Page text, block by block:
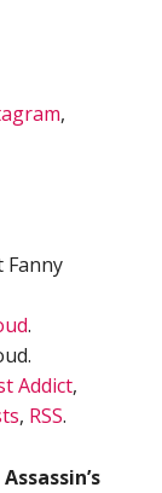
,
Fanny
.
Addict,
, RSS.